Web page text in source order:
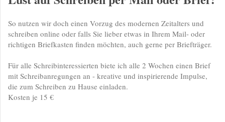
So nutzen wir doch einen Vorzug des modernen Zeitalters und
schreiben online oder falls Sie lieber etwas in Ihrem Mail- oder
richtigen Briefkasten finden möchten, auch gerne per Briefträger.
Für alle Schreibinteressierten biete ich alle 2 Wochen einen Brief
mit Schreibanregungen an - kreative und inspirierende Impulse,
die zum Schreiben zu Hause einladen.
Kosten je 15 €